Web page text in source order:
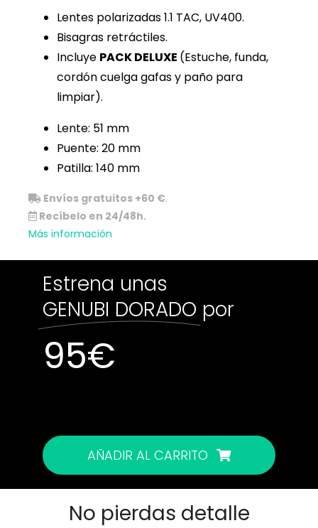
Lentes polarizadas 1.1 TAC, UV400.
Bisagras retráctiles.
Incluye PACK DELUXE (Estuche, funda,
cordón cuelga gafas y paño para
limpiar).
Lente: 51 mm
Puente: 20 mm
Patilla: 140 mm
Envíos gratuitos +60 €.
Recíbelo en 24/48h.
Más información
Estrena unas
GENUBI DORADO por
95€
AÑADIR AL CARRITO
No pierdas detalle